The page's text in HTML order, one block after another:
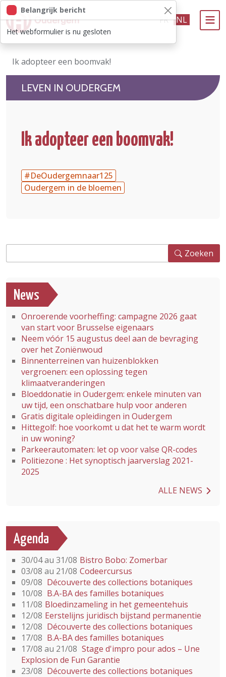
Ga naar de hoofdinhoud FR NL
Evenementen & Verenigingen
eLoket
In 1 klik
Ik adopteer een boomvak!
LEVEN IN OUDERGEM
Belangrijk bericht
Het webformulier is nu gesloten
Ik adopteer een boomvak!
#DeOudergemnaar125
Oudergem in de bloemen
Zoeken
News
Onroerende voorheffing: campagne 2026 gaat
van start voor Brusselse eigenaars
Neem vóór 15 augustus deel aan de bevraging
over het Zoniënwoud
Binnenterreinen van huizenblokken
vergroenen: een oplossing tegen
klimaatveranderingen
Bloeddonatie in Oudergem: enkele minuten van
uw tijd, een onschatbare hulp voor anderen
Gratis digitale opleidingen in Oudergem
Hittegolf: hoe voorkomt u dat het te warm wordt
in uw woning?
Parkeerautomaten: let op voor valse QR-codes
Politiezone : Het synoptisch jaarverslag 2021-
2025
ALLE NEWS
Agenda
30/04 au 31/08 Bistro Bobo: Zomerbar
03/08 au 21/08 Codeercursus
09/08 Découverte des collections botaniques
10/08 B.A-BA des familles botaniques
11/08 Bloedinzameling in het gemeentehuis
12/08 Eerstelijns juridisch bijstand permanentie
12/08 Découverte des collections botaniques
17/08 B.A-BA des familles botaniques
17/08 au 21/08 Stage d'impro pour ados – Une
Explosion de Fun Garantie
23/08 Découverte des collections botaniques